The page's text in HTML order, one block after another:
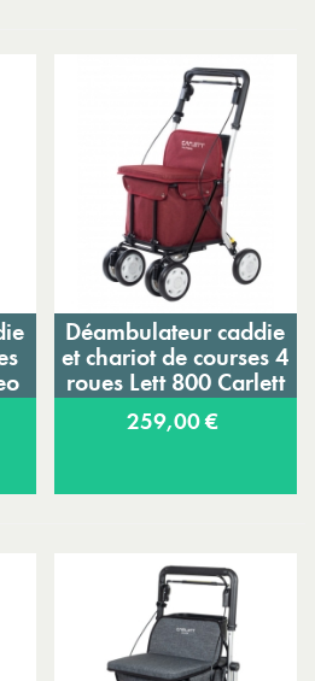
Déambulateur caddie
et chariot de courses 4
roues Lett 800 Carlett
259,00 €